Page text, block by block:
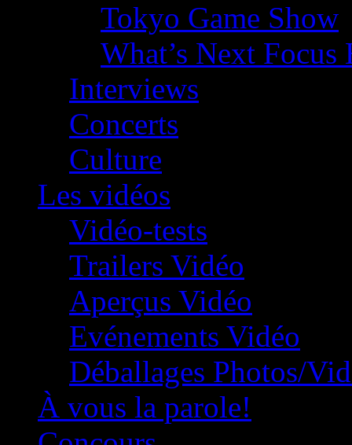
Tokyo Game Show
What’s Next
Interviews
Concerts
Culture
Les vidéos
Vidéo-tests
Trailers Vidéo
Aperçus Vidéo
Evénements Vidéo
Déballages Photos/
À vous la parole!